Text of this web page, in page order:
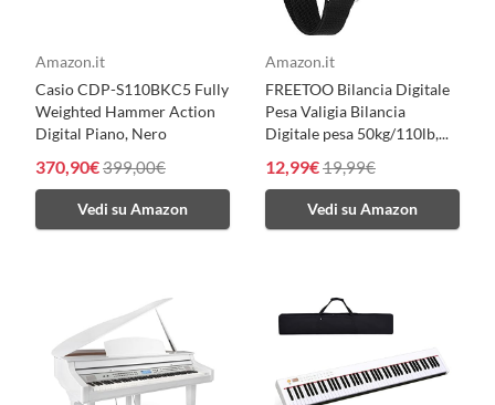
Amazon.it
Casio CDP-S110BKC5 Fully
Weighted Hammer Action
Digital Piano, Nero
370,90€399,00€
Vedi su Amazon
Amazon.it
FREETOO Bilancia Digitale
Pesa Valigia Bilancia
Digitale pesa 50kg/110lb,...
12,99€19,99€
Vedi su Amazon